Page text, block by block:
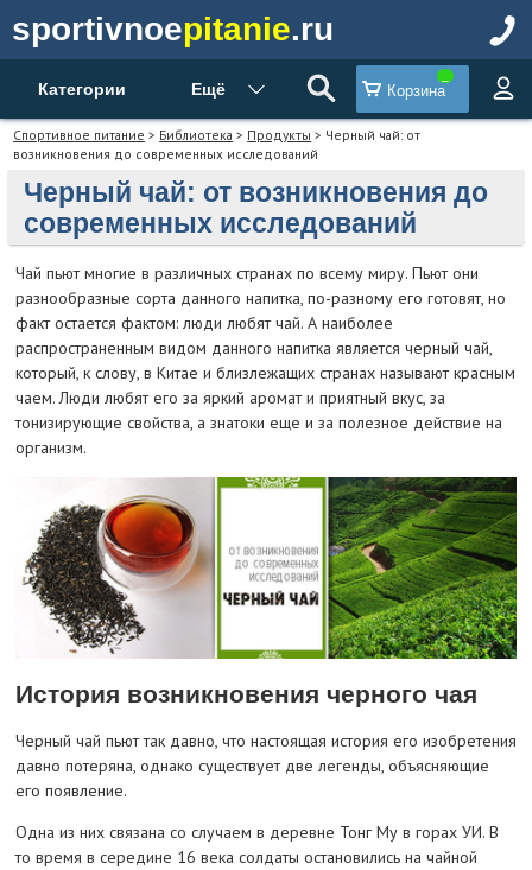
sportivnoepitanie.ru
Категории Ещё Корзина
Спортивное питание > Библиотека > Продукты > Черный чай: от
возникновения до современных исследований
Черный чай: от возникновения до
современных исследований
Чай пьют многие в различных странах по всему миру. Пьют они
разнообразные сорта данного напитка, по-разному его готовят, но
факт остается фактом: люди любят чай. А наиболее
распространенным видом данного напитка является черный чай,
который, к слову, в Китае и близлежащих странах называют красным
чаем. Люди любят его за яркий аромат и приятный вкус, за
тонизирующие свойства, а знатоки еще и за полезное действие на
организм.
История возникновения черного чая
Черный чай пьют так давно, что настоящая история его изобретения
давно потеряна, однако существует две легенды, объясняющие
его появление.
Одна из них связана со случаем в деревне Тонг Му в горах УИ. В
то время в середине 16 века солдаты остановились на чайной